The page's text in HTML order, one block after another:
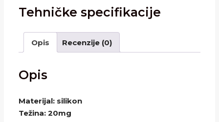
Tehničke specifikacije
Opis Recenzije (0)
Opis
Materijal: silikon
Težina: 20mg